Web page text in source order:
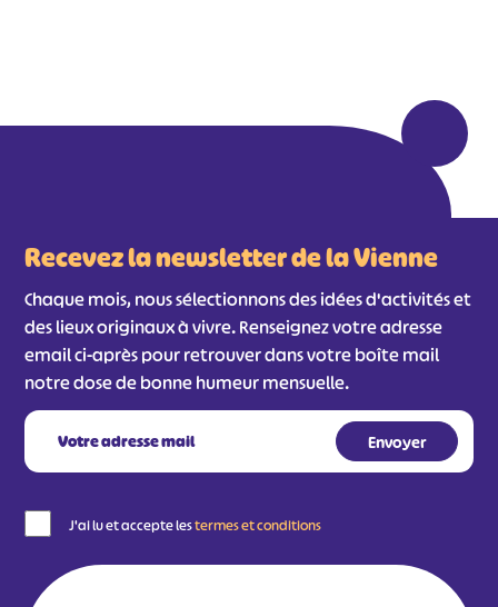
Recevez la newsletter de la Vienne
Chaque mois, nous sélectionnons des idées d'activités et
des lieux originaux à vivre. Renseignez votre adresse
email ci-après pour retrouver dans votre boîte mail
notre dose de bonne humeur mensuelle.
J'ai lu et accepte lestermes et conditions
# # #